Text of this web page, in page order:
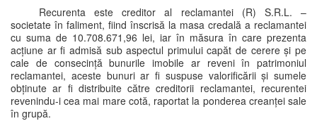
Recurenta este creditor al reclamantei (R) S.R.L. –
societate în faliment, fiind înscrisă la masa credală a reclamantei
cu suma de 10.708.671,96 lei, iar în măsura în care prezenta
acțiune ar fi admisă sub aspectul primului capăt de cerere și pe
cale de consecință bunurile imobile ar reveni în patrimoniul
reclamantei, aceste bunuri ar fi suspuse valorificării și sumele
obținute ar fi distribuite către creditorii reclamantei, recurentei
revenindu-i cea mai mare cotă, raportat la ponderea creanței sale
în grupă.